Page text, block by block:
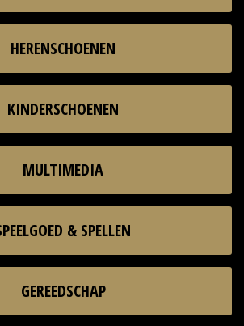
HERENSCHOENEN
KINDERSCHOENEN
MULTIMEDIA
& SPELLEN
GEREEDSCHAP